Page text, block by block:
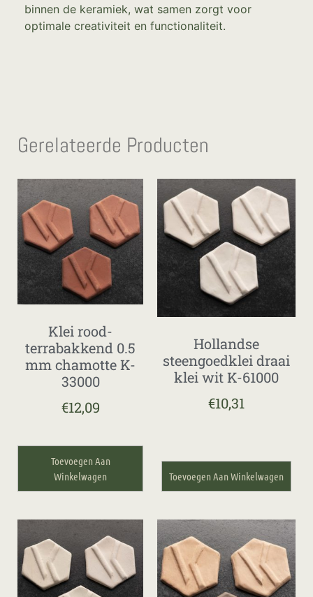
binnen de keramiek, wat samen zorgt voor
optimale creativiteit en functionaliteit.
Gerelateerde Producten
Klei rood-
terrabakkend 0.5
mm chamotte K-
33000
€12,09
Toevoegen Aan
Winkelwagen
Hollandse
steengoedklei draai
klei wit K-61000
€10,31
Toevoegen Aan Winkelwagen